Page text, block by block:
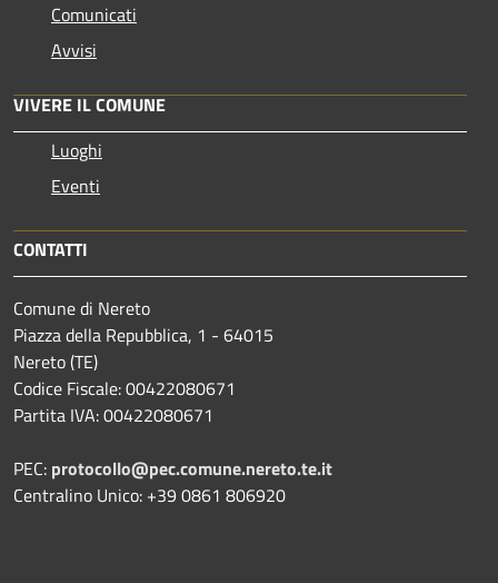
Comunicati
Avvisi
VIVERE IL COMUNE
Luoghi
Eventi
CONTATTI
Comune di Nereto
Piazza della Repubblica, 1 - 64015
Nereto (TE)
Codice Fiscale: 00422080671
Partita IVA: 00422080671
PEC: protocollo@pec.comune.nereto.te.it
Centralino Unico: +39 0861 806920